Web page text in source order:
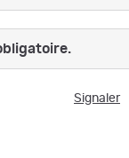
Signaler